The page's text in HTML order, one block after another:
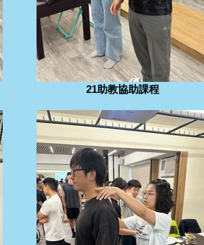
21助教協助課程